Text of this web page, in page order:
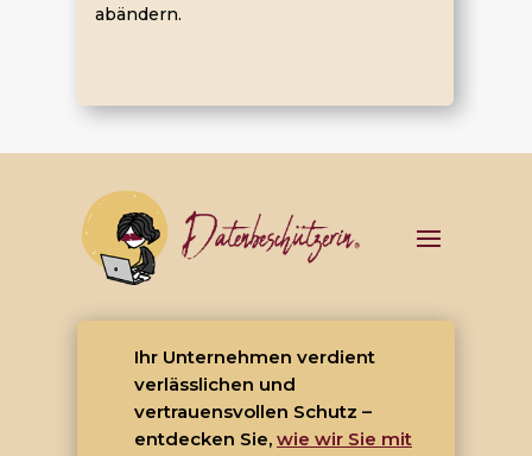
abändern.
Ihr Unternehmen verdient
verlässlichen und
vertrauensvollen Schutz –
entdecken Sie, wie wir Sie mit